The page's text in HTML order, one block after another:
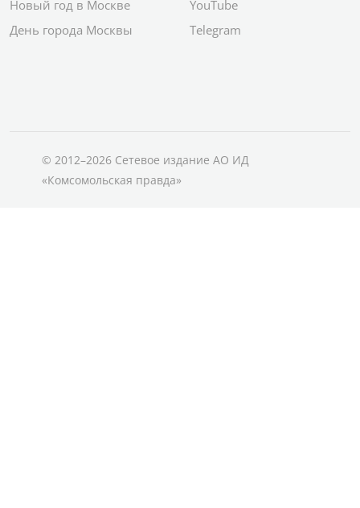
Новый год в Москве
День города Москвы
YouTube
Telegram
© 2012–2026 Сетевое издание АО ИД
«Комсомольская правда»